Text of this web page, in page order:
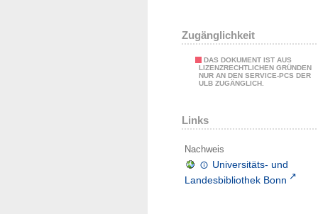
Zugänglichkeit
DAS DOKUMENT IST AUS
LIZENZRECHTLICHEN GRÜNDEN
NUR AN DEN SERVICE-PCS DER
ULB ZUGÄNGLICH.
Links
Nachweis
Universitäts- und
Landesbibliothek Bonn